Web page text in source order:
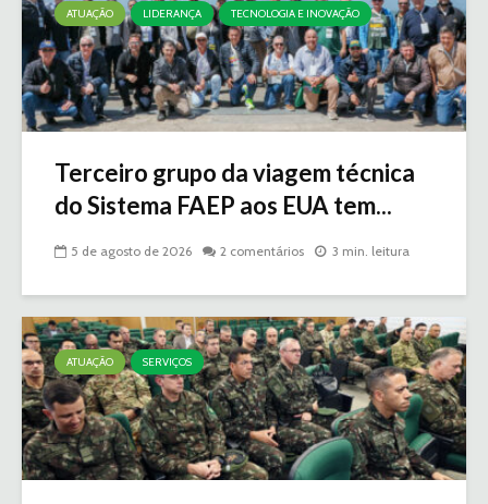
ATUAÇÃO LIDERANÇA TECNOLOGIA E INOVAÇÃO
Terceiro grupo da viagem técnica
do Sistema FAEP aos EUA tem...
5 de agosto de 2026 2 comentários 3 min. leitura
ATUAÇÃO SERVIÇOS